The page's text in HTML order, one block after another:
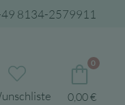
8134-2579911
0
0,00€